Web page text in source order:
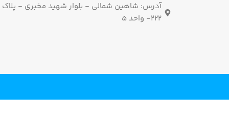
آدرس: شاهین شمالی - بلوار شهید مخبری - پلاک
222- واحد 5